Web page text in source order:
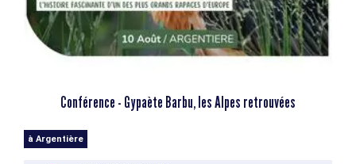
Conférence - Gypaète Barbu, les Alpes retrouvées
à Argentière